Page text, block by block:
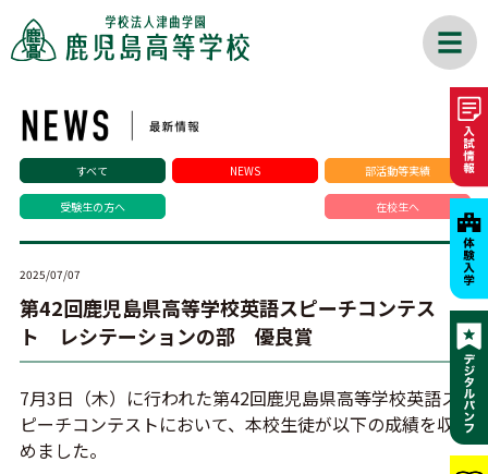
すべて NEWS 部活動等実績
受験生の方へ 在校生へ
2025/07/07
第42回鹿児島県高等学校英語スピーチコンテス
ト レシテーションの部 優良賞
7月3日（木）に行われた第42回鹿児島県高等学校英語ス
ピーチコンテストにおいて、本校生徒が以下の成績を収
めました。